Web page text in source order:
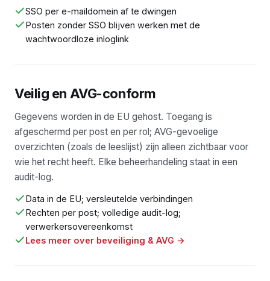
SSO per e-maildomein af te dwingen
Posten zonder SSO blijven werken met de
wachtwoordloze inloglink
Veilig en AVG-conform
Gegevens worden in de EU gehost. Toegang is
afgeschermd per post en per rol; AVG-gevoelige
overzichten (zoals de leeslijst) zijn alleen zichtbaar voor
wie het recht heeft. Elke beheerhandeling staat in een
audit-log.
Data in de EU; versleutelde verbindingen
Rechten per post; volledige audit-log;
verwerkersovereenkomst
Lees meer over beveiliging & AVG →